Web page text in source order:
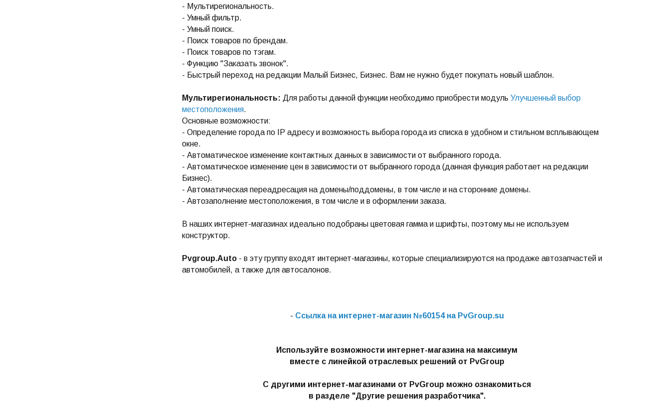
- Мультирегиональность.
- Умный фильтр.
- Умный поиск.
- Поиск товаров по брендам.
- Поиск товаров по тэгам.
- Функцию "Заказать звонок".
- Быстрый переход на редакции Малый Бизнес, Бизнес. Вам не нужно будет покупать новый шаблон.
Мультирегиональность: Для работы данной функции необходимо приобрести модуль Улучшенный выбор
местоположения.
Основные возможности:
- Определение города по IP адресу и возможность выбора города из списка в удобном и стильном всплывающем
окне.
- Автоматическое изменение контактных данных в зависимости от выбранного города.
- Автоматическое изменение цен в зависимости от выбранного города (данная функция работает на редакции
Бизнес).
- Автоматическая переадресация на домены/поддомены, в том числе и на сторонние домены.
- Автозаполнение местоположения, в том числе и в оформлении заказа.
В наших интернет-магазинах идеально подобраны цветовая гамма и шрифты, поэтому мы не используем
конструктор.
Pvgroup.Auto - в эту группу входят интернет-магазины, которые специализируются на продаже автозапчастей и
автомобилей, а также для автосалонов.
- Ссылка на интернет-магазин №60154 на PvGroup.su
Используйте возможности интернет-магазина на максимум
вместе с линейкой отраслевых решений от PvGroup
С другими интернет-магазинами от PvGroup можно ознакомиться
в разделе "Другие решения разработчика".